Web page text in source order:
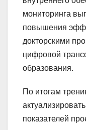
мониторинга
повышения
докторскими
цифровой
образования.
По итогам
показателей